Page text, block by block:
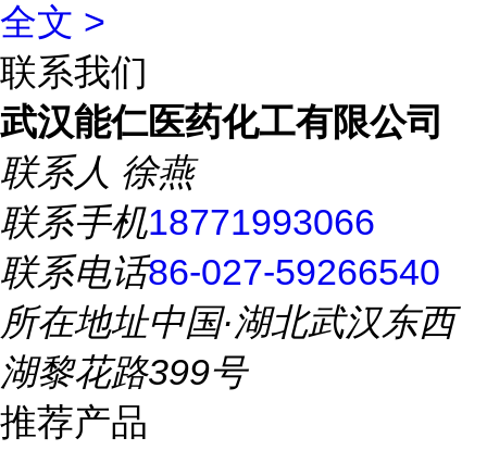
全文 >
联系我们
武汉能仁医药化工有限公司
联系人 徐燕
联系手机18771993066
联系电话86-027-59266540
所在地址中国·湖北武汉东西
湖黎花路399号
推荐产品